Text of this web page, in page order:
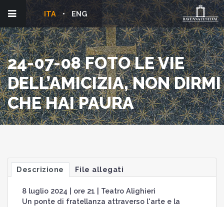
ENG
ITA
24-07-08 FOTO LE VIE
DELL’AMICIZIA, NON DIRMI
CHE HAI PAURA
Descrizione File allegati
8 luglio 2024 | ore 21 | Teatro Alighieri
Un ponte di fratellanza attraverso l'arte e la